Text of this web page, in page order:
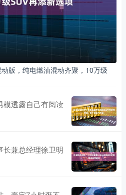
版，纯电燃油混动齐聚，10万级
模透露自己有阅读
长兼总经理徐卫明